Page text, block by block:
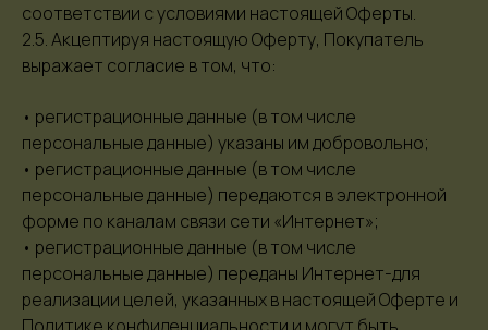
соответствии с условиями настоящей Оферты.
2.5. Акцептируя настоящую Оферту, Покупатель
выражает согласие в том, что:
• регистрационные данные (в том числе
персональные данные) указаны им добровольно;
• регистрационные данные (в том числе
персональные данные) передаются в электронной
форме по каналам связи сети «Интернет»;
• регистрационные данные (в том числе
персональные данные) переданы Интернет-для
реализации целей, указанных в настоящей Оферте и